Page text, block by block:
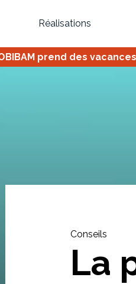
Réalisations
prend des
Conseils
La